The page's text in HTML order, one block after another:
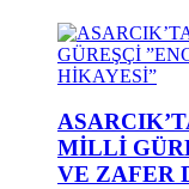
MİLLİ
VE ZAFER